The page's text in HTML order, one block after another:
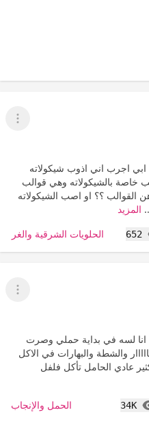
عرض
اجرب اني اذوب شيكولاته
خاصة بالشيكولاته وهي قوالب
القوالب ؟؟ او اصب الشيكولاته
المزيد
652 الحلويات الشرقية والغربية
عرض
لسه في بداية حملي وصرت
والشطة والبهارات في الاكل
عادي الحامل تأكل فلفل
34K الحمل والإنجاب